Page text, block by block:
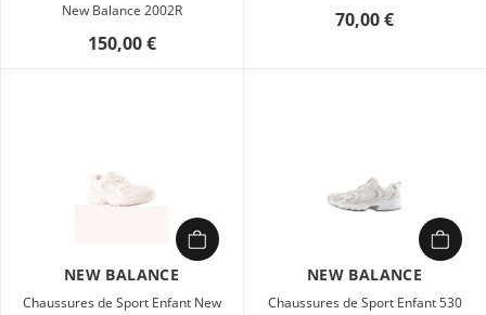
New Balance 2002R
150,00 €
70,00 €
NEW BALANCE
Chaussures de Sport Enfant New
NEW BALANCE
Chaussures de Sport Enfant 530